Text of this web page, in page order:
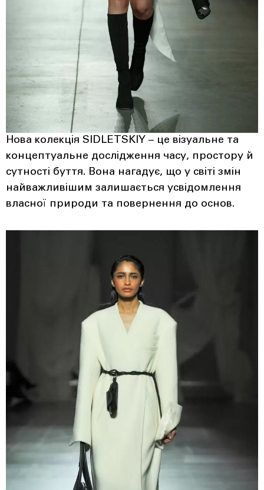
Нова колекція SIDLETSKIY – це візуальне та
концептуальне дослідження часу, простору й
сутності буття. Вона нагадує, що у світі змін
найважливішим залишається усвідомлення
власної природи та повернення до основ.